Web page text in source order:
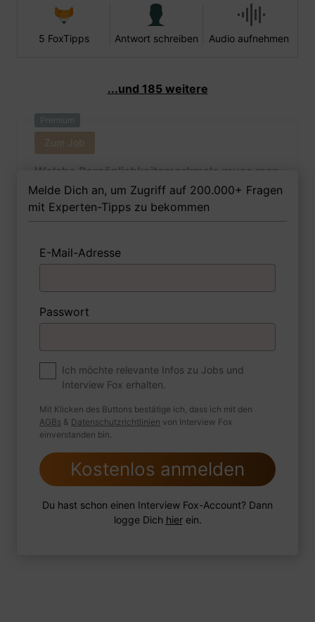
5 FoxTipps Antwort schreiben Audio aufnehmen
...und 185 weitere
Premium
Zum Job
Welche Persönlichkeitsmerkmale muss man
als Industriemeisterin - Leitungsbau Ihrer
Meinung nach besitzen, um in dem Job
erfolgreich zu sein?
1 FoxTipp Antwort schreiben Audio aufnehmen
Wie sind Sie mit einer Situation
umgegangen, in der Sie einen
leistungsschwachen Mitarbeiter hatten?
Melde Dich an, um Zugriff auf 200.000+ Fragen
mit Experten-Tipps zu bekommen
E-Mail-Adresse
Passwort
Ich möchte relevante Infos zu Jobs und
Interview Fox erhalten.
Mit Klicken des Buttons bestätige ich, dass ich mit den
AGBs & Datenschutzrichtlinien von Interview Fox
einverstanden bin.
Kostenlos anmelden
Du hast schon einen Interview Fox-Account? Dann
logge Dich hierein.